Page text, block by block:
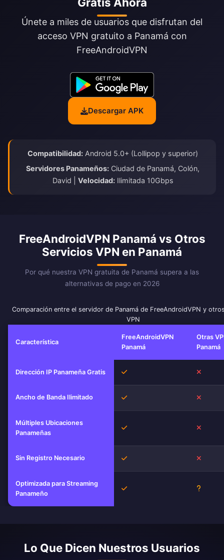
Únete a miles de usuarios que disfrutan del
acceso VPN gratuito a Panamá con
FreeAndroidVPN
Descargar APK
Compatibilidad: Android 5.0+ (Lollipop y superior)
Servidores Panameños: Ciudad de Panamá, Colón,
David | Velocidad:Ilimitada 10Gbps
FreeAndroidVPN Panamá vs Otros
Servicios VPN en Panamá
Por qué nuestra VPN gratuita de Panamá supera a las
alternativas de pago en 2026
Comparación entre el servidor de Panamá de FreeAndroidVPN y
VPN
Característica
FreeAndroidVPN
Panamá
Otras
Panamá
Dirección IP Panameña Gratis Sí
Ancho de Banda Ilimitado Sí
Múltiples Ubicaciones
Panameñas
Sí
Sin Registro Necesario Sí
Optimizada para Streaming
Panameño
Sí
Lo Que Dicen Nuestros Usuarios